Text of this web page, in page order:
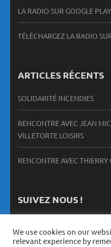
LA RADIO SUR GOOGLE PLAY
TÉLÉCHARGEZ LA RADIO
ARTICLES RÉCENTS
SOLIDARITÉ INCENDIES
RENCONTRE AVEC JEAN
VILLETORTE LOISIRS
RENCONTRE AVEC
SUIVEZ NOUS !
We use cookies on our
relevant experience by